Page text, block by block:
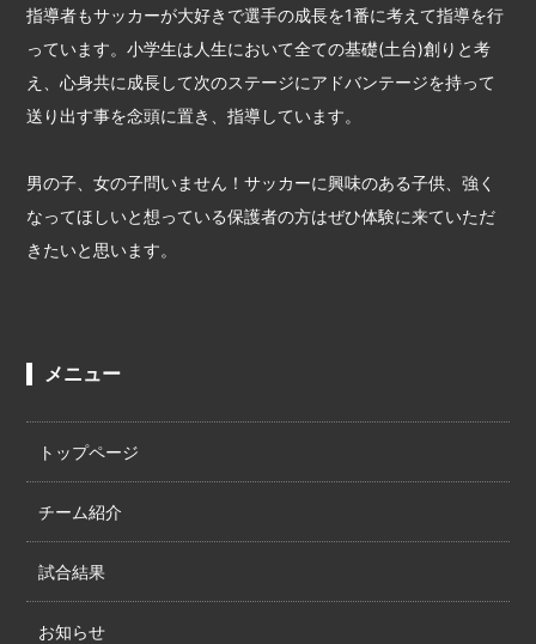
指導者もサッカーが大好きで選手の成長を1番に考えて指導を行
っています。小学生は人生において全ての基礎(土台)創りと考
え、心身共に成長して次のステージにアドバンテージを持って
送り出す事を念頭に置き、指導しています。
男の子、女の子問いません！サッカーに興味のある子供、強く
なってほしいと想っている保護者の方はぜひ体験に来ていただ
きたいと思います。
メニュー
トップページ
チーム紹介
試合結果
お知らせ